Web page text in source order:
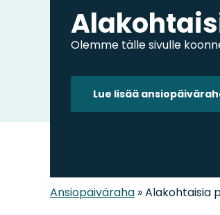
Olemme tälle sivulle
Lue lisää
Ansiopäiväraha »Alakohtaisia